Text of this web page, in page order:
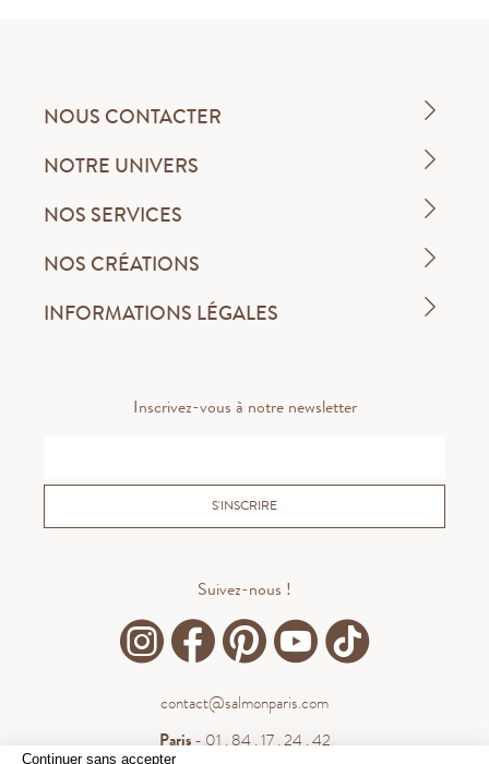
Continuer sans accepter
NOUS CONTACTER
NOTRE UNIVERS
NOS SERVICES
NOS CRÉATIONS
INFORMATIONS LÉGALES
Inscrivez-vous à notre newsletter
S'INSCRIRE
Suivez-nous !
contact@salmonparis.com
Paris- 01 . 84 . 17 . 24 . 42